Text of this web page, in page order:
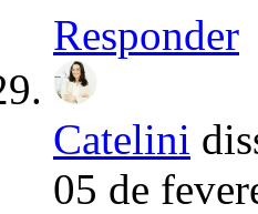
Responder
Catelini
05 de